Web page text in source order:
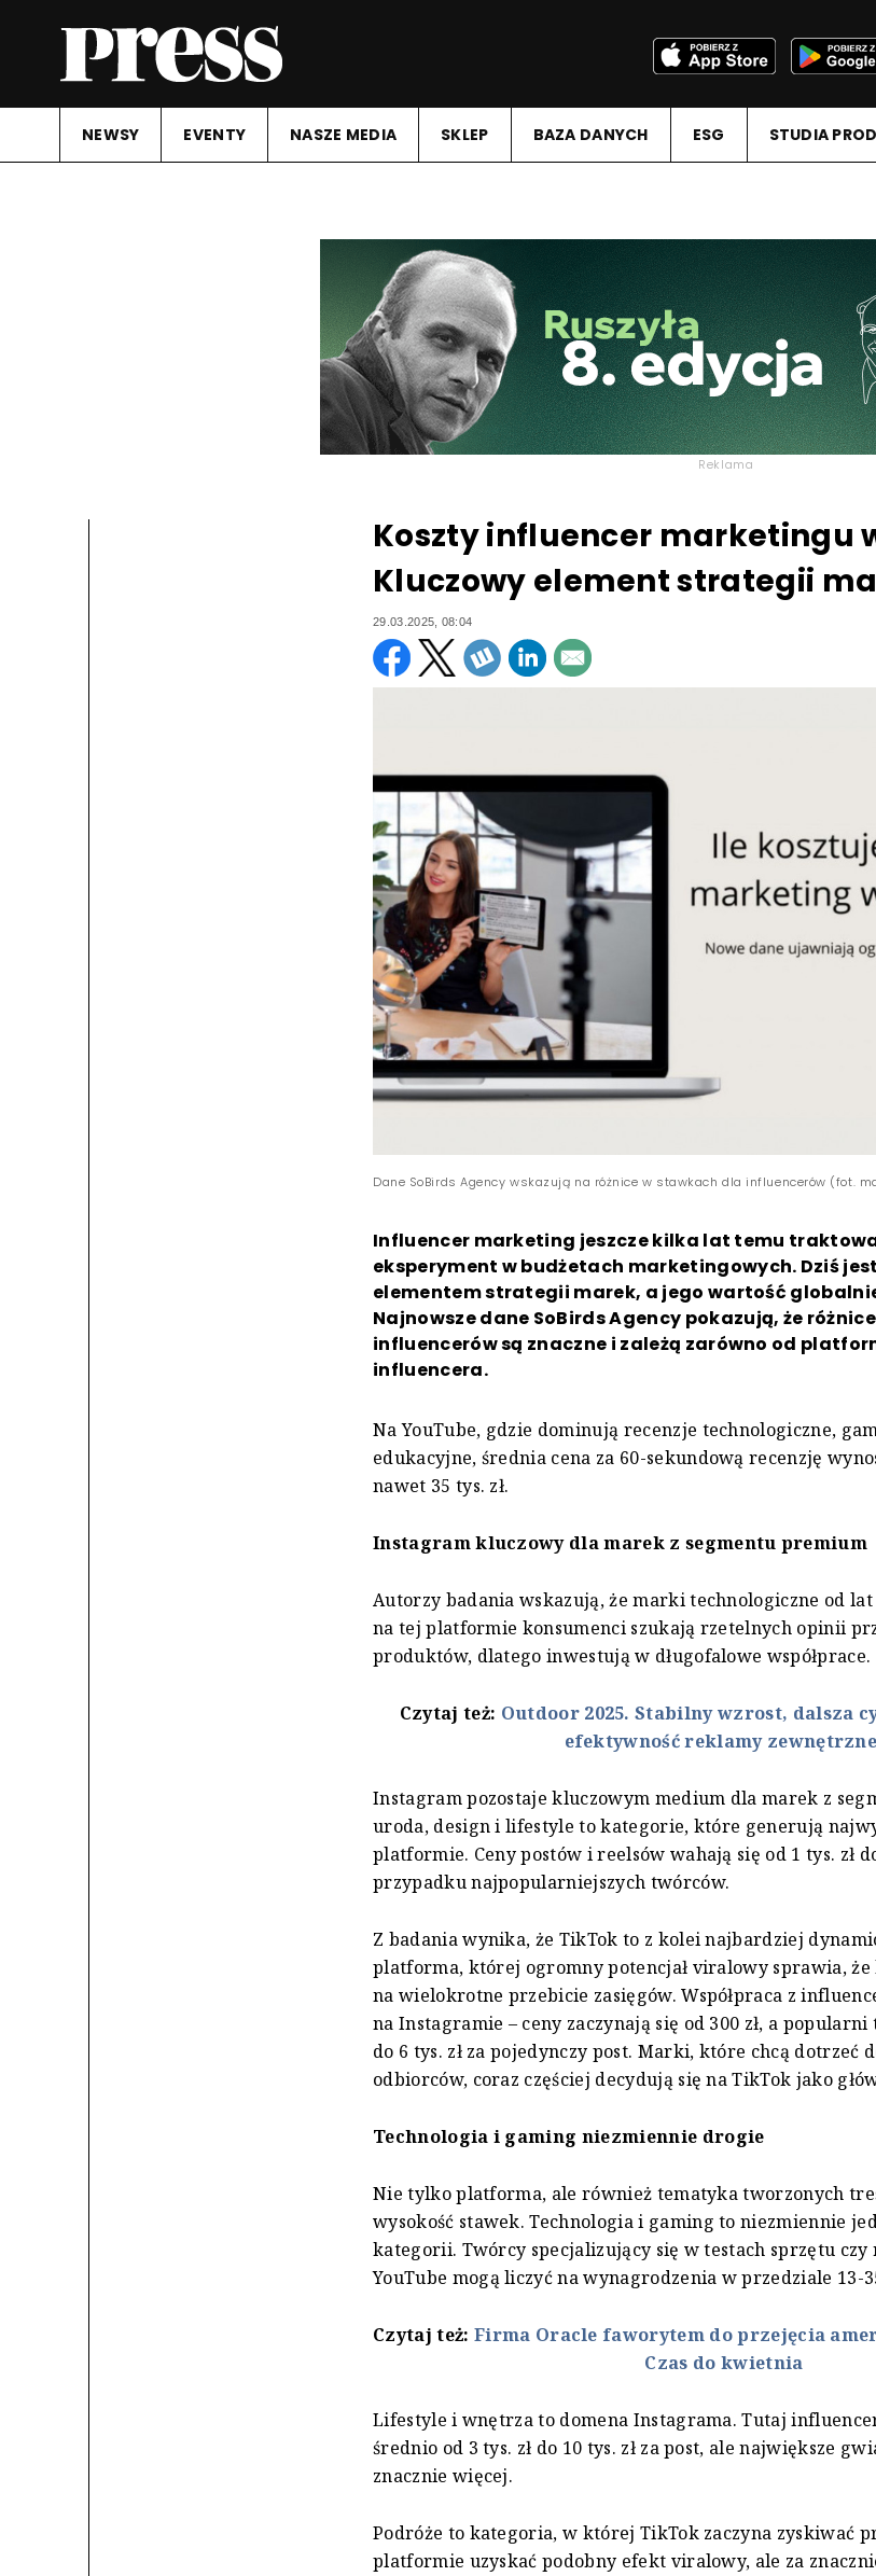
NEWSY EVENTY NASZE MEDIA SKLEP BAZA DANYCH ESG STUDIA
Reklama
Koszty influencer marketingu
Kluczowy element strategii
29.03.2025, 08:04
Dane SoBirds Agency wskazują na różnice w stawkach dla influencerów (fot.
Influencer marketing jeszcze kilka lat temu
eksperyment w budżetach marketingowych. Dziś
elementem strategii marek, a jego wartość
Najnowsze dane SoBirds Agency pokazują, że
influencerów są znaczne i zależą zarówno od
influencera.
Na YouTube, gdzie dominują recenzje technologiczne,
edukacyjne, średnia cena za 60-sekundową recenzję
nawet 35 tys. zł.
Instagram kluczowy dla marek z segmentu premium
Autorzy badania wskazują, że marki technologiczne od lat
na tej platformie konsumenci szukają rzetelnych opinii
produktów, dlatego inwestują w długofalowe współprace.
Czytaj też: Outdoor 2025. Stabilny wzrost, dalsza
efektywność reklamy
Instagram pozostaje kluczowym medium dla marek z
uroda, design i lifestyle to kategorie, które generują
platformie. Ceny postów i reelsów wahają się od 1 tys. zł
przypadku najpopularniejszych twórców.
Z badania wynika, że TikTok to z kolei najbardziej
platforma, której ogromny potencjał viralowy sprawia, że
na wielokrotne przebicie zasięgów. Współpraca z
na Instagramie – ceny zaczynają się od 300 zł, a
do 6 tys. zł za pojedynczy post. Marki, które chcą dotrzeć
odbiorców, coraz częściej decydują się na TikTok jako
Technologia i gaming niezmiennie drogie
Nie tylko platforma, ale również tematyka tworzonych
wysokość stawek. Technologia i gaming to niezmiennie
kategorii. Twórcy specjalizujący się w testach sprzętu czy
YouTube mogą liczyć na wynagrodzenia w przedziale 13-
Czytaj też: Firma Oracle faworytem do przejęcia
Czas do kwietnia
Lifestyle i wnętrza to domena Instagrama. Tutaj
średnio od 3 tys. zł do 10 tys. zł za post, ale największe
znacznie więcej.
Podróże to kategoria, w której TikTok zaczyna zyskiwać
platformie uzyskać podobny efekt viralowy, ale za